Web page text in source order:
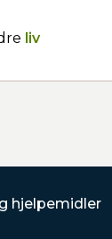
liv
hjelpemidler